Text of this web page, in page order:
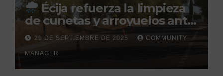
Écija refuerza la limpieza
de cunetas y arroyuelos ante
la llegada de las lluvias
otoñales
29 DE SEPTIEMBRE DE 2025 COMMUNITY
MANAGER